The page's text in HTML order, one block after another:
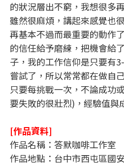
的狀況層出不窮，我想很多
雖然很麻煩，講起來感覺也
再基本不過而最重要的動作
的信任給予磨練，把機會給
子，我的工作信仰是只要有
嘗試了，所以常常都在做自
只要每挑戰一次，不論成功
要失敗的很壯烈)，經驗值與
[作品資料]
作品名稱：答默咖啡工作室
作品地點：台中市西屯區國